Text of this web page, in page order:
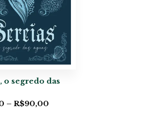
o segredo das
– R$90,00